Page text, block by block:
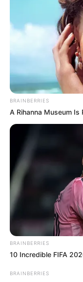
BRAINBERRIES
A Rihanna Museum Is
BRAINBERRIES
10 Incredible FIFA
BRAINBERRIES